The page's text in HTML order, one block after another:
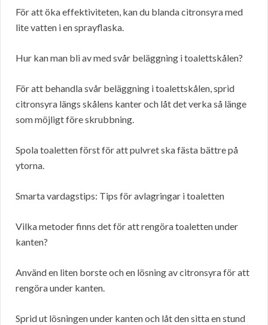
För att öka effektiviteten, kan du blanda citronsyra med
lite vatten i en sprayflaska.
Hur kan man bli av med svår beläggning i toalettskålen?
För att behandla svår beläggning i toalettskålen, sprid
citronsyra längs skålens kanter och låt det verka så länge
som möjligt före skrubbning.
Spola toaletten först för att pulvret ska fästa bättre på
ytorna.
Smarta vardagstips: Tips för avlagringar i toaletten
Vilka metoder finns det för att rengöra toaletten under
kanten?
Använd en liten borste och en lösning av citronsyra för att
rengöra under kanten.
Sprid ut lösningen under kanten och låt den sitta en stund